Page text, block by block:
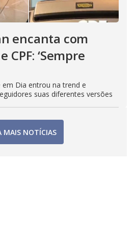
encanta com
CPF: ‘Sempre
Dia entrou na trend e
suas diferentes versões
MAIS NOTÍCIAS